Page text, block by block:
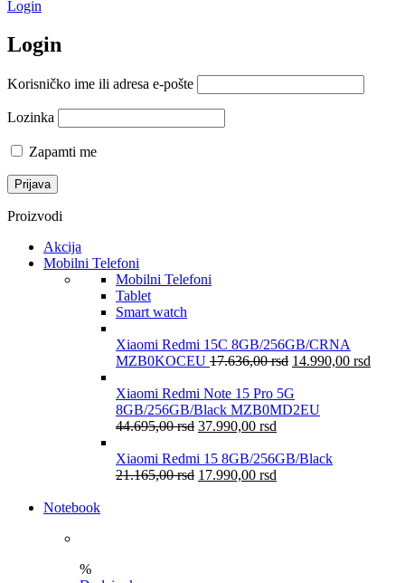
Login
Login
Korisničko ime ili adresa e-pošte
Lozinka
Zapamti me
Proizvodi
Akcija
Mobilni Telefoni
Mobilni Telefoni
Tablet
Smart watch
Xiaomi Redmi 15C 8GB/256GB/CRNA
MZB0KOCEU 17.636,00rsd 14.990,00 rsd
Xiaomi Redmi Note 15 Pro 5G
8GB/256GB/Black MZB0MD2EU
44.695,00rsd 37.990,00 rsd
Xiaomi Redmi 15 8GB/256GB/Black
21.165,00rsd 17.990,00 rsd
Notebook
%